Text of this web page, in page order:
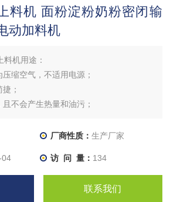
料机 面粉淀粉奶粉密闭输
动加料机
料机用途：
缩空气，不适用电源；
；
不会产生热量和油污；
厂商性质： 生产厂家
04 访 问 量： 134
联系我们